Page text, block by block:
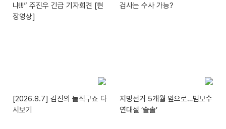
냐!!!” 주진우 긴급 기자회견 [현
장영상]
검사는 수사 가능?
[2026.8.7] 김진의 돌직구쇼 다
시보기
지방선거 5개월 앞으로…범보수
연대설 ‘솔솔’